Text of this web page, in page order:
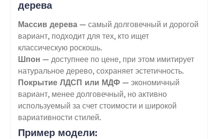
дерева
Массив дерева— самый долговечный и дорогой
вариант, подходит для тех, кто ищет
классическую роскошь.
Шпон — доступнее по цене, при этом имитирует
натуральное дерево, сохраняет эстетичность.
Покрытие ЛДСП или МДФ — экономичный
вариант, менее долговечный, но активно
используемый за счет стоимости и широкой
вариативности стилей.
Пример модели: